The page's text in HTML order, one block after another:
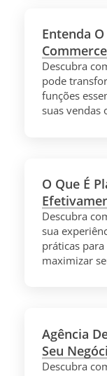
Entenda
Descubra
pode
funções
suas vendas
O Que É
Descubra
sua
práticas
maximizar
Agência
Seu
Descubra